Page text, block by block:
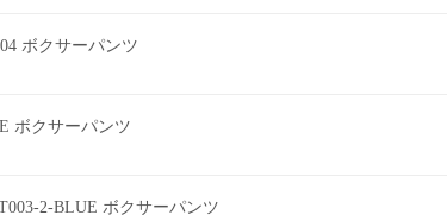
ボクサーパンツ
ボクサーパンツ
2-BLUE ボクサーパンツ